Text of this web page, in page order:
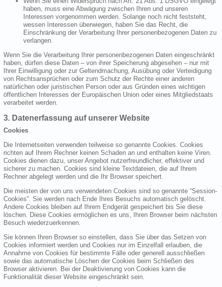
haben, muss eine Abwägung zwischen Ihren und unseren
Interessen vorgenommen werden. Solange noch nicht feststeht,
wessen Interessen überwiegen, haben Sie das Recht, die
Einschränkung der Verarbeitung Ihrer personenbezogenen Daten zu
verlangen.
Wenn Sie die Verarbeitung Ihrer personenbezogenen Daten eingeschränkt
haben, dürfen diese Daten – von ihrer Speicherung abgesehen – nur mit
Ihrer Einwilligung oder zur Geltendmachung, Ausübung oder Verteidigung
von Rechtsansprüchen oder zum Schutz der Rechte einer anderen
natürlichen oder juristischen Person oder aus Gründen eines wichtigen
öffentlichen Interesses der Europäischen Union oder eines Mitgliedstaats
verarbeitet werden.
3. Datenerfassung auf unserer Website
Cookies
Die Internetseiten verwenden teilweise so genannte Cookies. Cookies
richten auf Ihrem Rechner keinen Schaden an und enthalten keine Viren.
Cookies dienen dazu, unser Angebot nutzerfreundlicher, effektiver und
sicherer zu machen. Cookies sind kleine Textdateien, die auf Ihrem
Rechner abgelegt werden und die Ihr Browser speichert.
Die meisten der von uns verwendeten Cookies sind so genannte “Session-
Cookies”. Sie werden nach Ende Ihres Besuchs automatisch gelöscht.
Andere Cookies bleiben auf Ihrem Endgerät gespeichert bis Sie diese
löschen. Diese Cookies ermöglichen es uns, Ihren Browser beim nächsten
Besuch wiederzuerkennen.
Sie können Ihren Browser so einstellen, dass Sie über das Setzen von
Cookies informiert werden und Cookies nur im Einzelfall erlauben, die
Annahme von Cookies für bestimmte Fälle oder generell ausschließen
sowie das automatische Löschen der Cookies beim Schließen des
Browser aktivieren. Bei der Deaktivierung von Cookies kann die
Funktionalität dieser Website eingeschränkt sein.